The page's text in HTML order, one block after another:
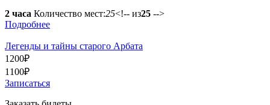
2 часа Количество мест:25<!-- из25 -->
Подробнее
Легенды и тайны старого Арбата
1200₽
1100₽
Записаться